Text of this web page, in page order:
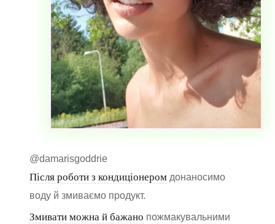
@damarisgoddrie
Після роботи з кондиціонером донаносимо
воду й змиваємо продукт.
Змивати можна й бажано пожмакувальними